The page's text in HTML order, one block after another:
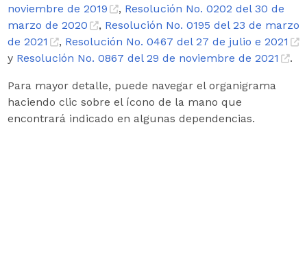
noviembre de 2019
, Resolución No. 020​2 del 30 de
marzo de 2020
, Resolución No. 0195 del 23 de marzo
de 2021
, Resolución No. 0467 del 27 de julio e 2021
y Resolución No. 0867 del 29 de noviembre de 2021 .
Para mayor detalle, puede navegar el organigrama
haciendo clic sobre el ícono de la mano que
encontrará indicado en algunas dependencias.